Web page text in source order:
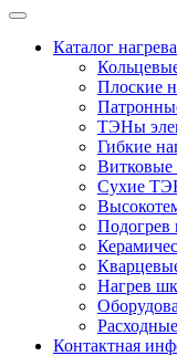
Каталог
Плоские
ТЭНы
Гибкие
Витковые
Сухие
Подогрев
Нагрев
Контактная